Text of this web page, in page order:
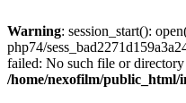
Warning: session_start():
php74/
failed: No such file or
/home/nexofilm/public_html/